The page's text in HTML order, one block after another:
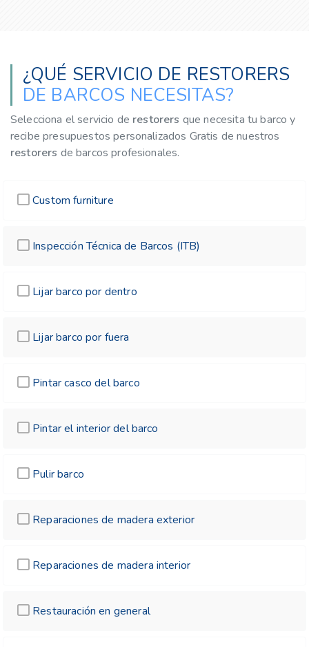
¿QUÉ SERVICIO DE RESTORERS
DE BARCOS NECESITAS?
Selecciona el servicio de restorers que necesita tu barco y
recibe presupuestos personalizados Gratis de nuestros
restorers de barcos profesionales.
Custom furniture
Inspección Técnica de Barcos (ITB)
Lijar barco por dentro
Lijar barco por fuera
Pintar casco del barco
Pintar el interior del barco
Pulir barco
Reparaciones de madera exterior
Reparaciones de madera interior
Restauración en general